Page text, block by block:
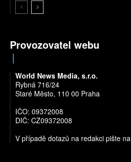
Provozovatel webu
World News Media, s.r.o.
Rybná 716/24
Staré Město, 110 00 Praha
IČO: 09372008
DIČ: CZ09372008
V případě dotazů na redakci pište na